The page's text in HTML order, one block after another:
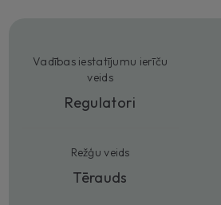
Vadības iestatījumu ierīču
veids
Regulatori
Režģu veids
Tērauds